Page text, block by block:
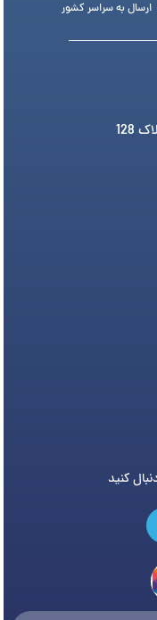
ارسال به سراسر کشور
کنید